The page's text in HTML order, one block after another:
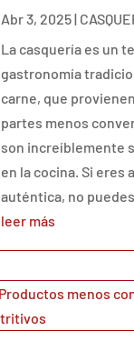
Abr 3, 2025|
La casquería es un
gastronomía
carne, que
partes menos
son increíblemente
en la cocina. Si eres
auténtica, no
leer más